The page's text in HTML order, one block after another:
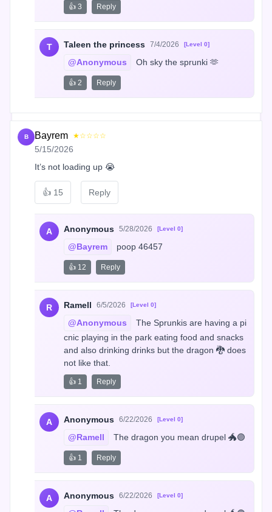
👍 3 Reply
T Taleen the princess 7/4/2026 [Level 0]
@Anonymous Oh sky the sprunki 🫶
👍 2 Reply
B Bayrem ★☆☆☆☆
5/15/2026
It’s not loading up 😭
👍 15 Reply
A Anonymous 5/28/2026 [Level 0]
@Bayrem poop 46457
👍 12 Reply
R Ramell 6/5/2026 [Level 0]
@Anonymous
The Sprunkis are having a pi
cnic playing in the park eating food and snacks
and also drinking drinks but the dragon 🐉 does
not like that.
👍 1 Reply
A Anonymous 6/22/2026 [Level 0]
@Ramell The dragon you mean drupel 🐲🟣
👍 1 Reply
A Anonymous 6/22/2026 [Level 0]